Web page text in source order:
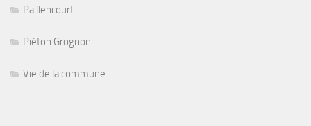
Paillencourt
Piéton Grognon
Vie de la commune